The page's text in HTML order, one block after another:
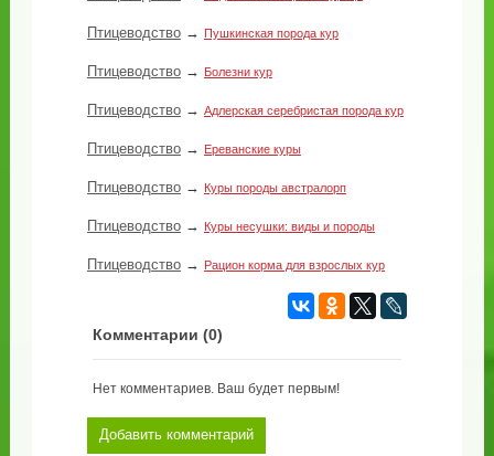
Птицеводство→ Пушкинская порода кур
Птицеводство→ Болезни кур
Птицеводство→ Адлерская серебристая порода кур
Птицеводство→ Ереванские куры
Птицеводство→ Куры породы австралорп
Птицеводство→ Куры несушки: виды и породы
Птицеводство→ Рацион корма для взрослых кур
Комментарии (0)
Нет комментариев. Ваш будет первым!
Добавить комментарий